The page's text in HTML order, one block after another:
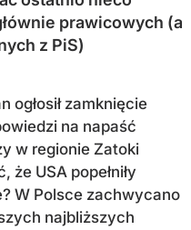
prawicowych (a
z PiS)
ogłosił zamknięcie
na napaść
w regionie Zatoki
że USA popełniły
W Polsce zachwycano
najbliższych